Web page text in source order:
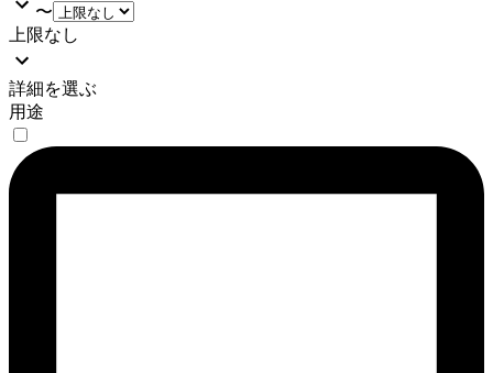
〜
上限なし
詳細を選ぶ
用途